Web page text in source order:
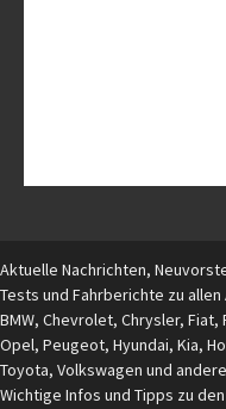
Aktuelle Nachrichten,
Tests und Fahrberichte zu
BMW, Chevrolet, Chrysler,
Opel, Peugeot, Hyundai, Kia,
Toyota, Volkswagen und
Wichtige Infos und Tipps zu